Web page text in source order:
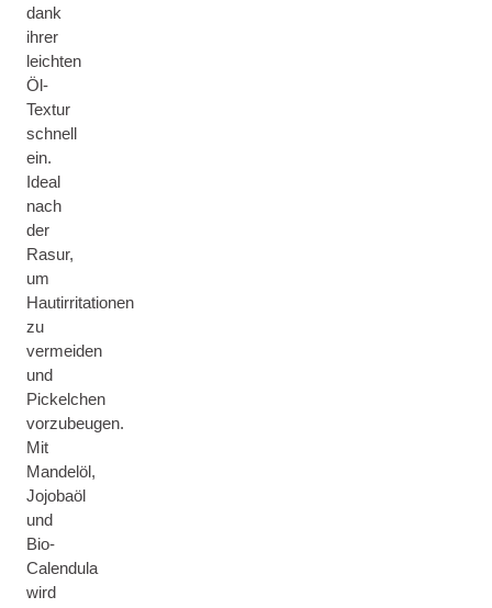
dank
ihrer
leichten
Öl-
Textur
schnell
ein.
Ideal
nach
der
Rasur,
um
Hautirritationen
zu
vermeiden
und
Pickelchen
vorzubeugen.
Mit
Mandelöl,
Jojobaöl
und
Bio-
Calendula
wird